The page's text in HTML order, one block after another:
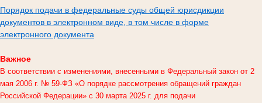
Порядок подачи в федеральные суды общей юрисдикции
документов в электронном виде, в том числе в форме
электронного документа
Важное
В соответствии с изменениями, внесенными в Федеральный закон от 2
мая 2006 г. № 59-ФЗ «О порядке рассмотрения обращений граждан
Российской Федерации» с 30 марта 2025 г. для подачи